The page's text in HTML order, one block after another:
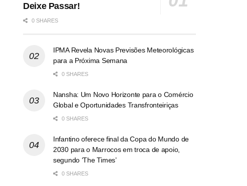
Deixe Passar!
0 SHARES
IPMA Revela Novas Previsões Meteorológicas
para a Próxima Semana
0 SHARES
Nansha: Um Novo Horizonte para o Comércio
Global e Oportunidades Transfronteiriças
0 SHARES
Infantino oferece final da Copa do Mundo de
2030 para o Marrocos em troca de apoio,
segundo ‘The Times’
0 SHARES